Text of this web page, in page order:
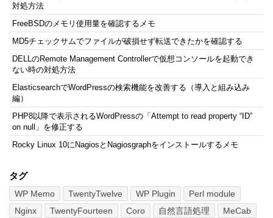
対処方法
FreeBSDのメモリ使用量を確認するメモ
MD5チェックサムでファイルが破損せず転送できたかを確認する
DELLのRemote Management Controllerで仮想コンソールを起動でき
ない時の対処方法
ElasticsearchでWordPressの検索機能を改善する（導入と組み込み
編）
PHP8以降で表示されるWordPressの「Attempt to read property “ID”
on null」を修正する
Rocky Linux 10にNagiosとNagiosgraphをインストールするメモ
タグ
WP Memo TwentyTwelve WP Plugin
Perl module
Nginx
TwentyFourteen Coro 自然言語処理 MeCab